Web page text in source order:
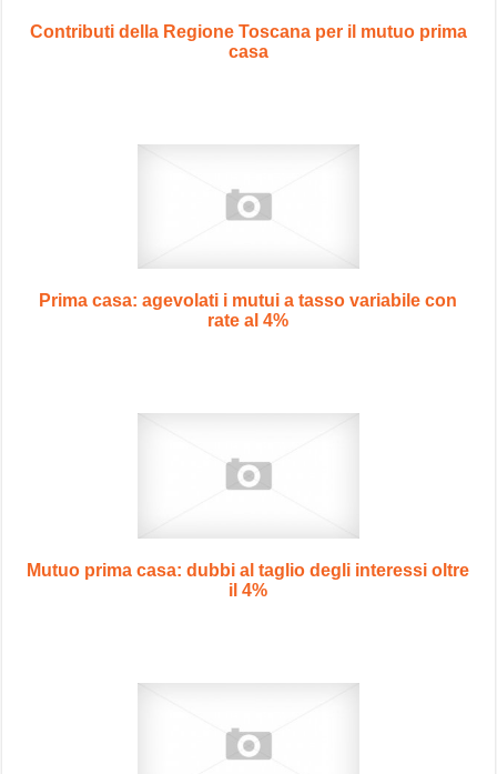
Contributi della Regione Toscana per il mutuo prima
casa
Prima casa: agevolati i mutui a tasso variabile con
rate al 4%
Mutuo prima casa: dubbi al taglio degli interessi oltre
il 4%